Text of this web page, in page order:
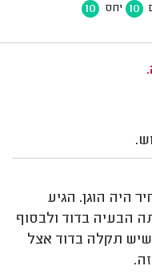
10 יחס 10
היה הוגן. הגיע
הבעיה בדוד ולבסוף
תקלה בדוד אצל